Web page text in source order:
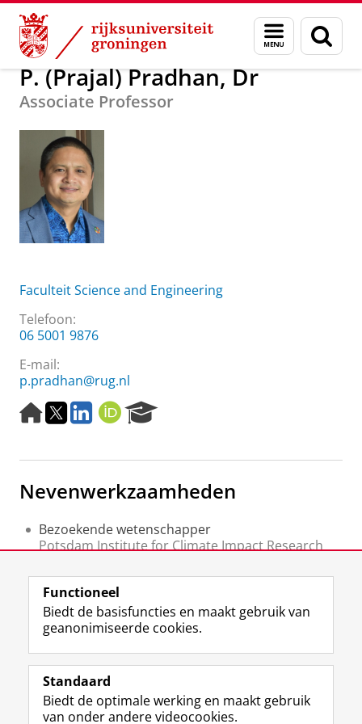
Skip
Content
Skip
Navigation
Menu
en
zoeken
Over ons P. (Prajal) Pradhan, Dr
P. (Prajal) Pradhan, Dr
Associate Professor
Faculteit Science and Engineering
Telefoon:
06 5001 9876
E-mail:
p.pradhan@rug.nl
H
o
e
a
e
T
w
t
e
L
i
k
d
n
O
R
I
e
r
h
P
o
a
l
Nevenwerkzaamheden
Bezoekende wetenschapper
Potsdam Institute for Climate Impact Research
IPCC
IPCC
Volg de RUG
F
a
e
b
L
i
k
e
R
S
-
f
I
n
t
Y
o
T
Studiekiezers
Functioneel
Biedt de basisfuncties en maakt gebruik van
geanonimiseerde cookies.
Standaard
Biedt de optimale werking en maakt gebruik
van onder andere videocookies.